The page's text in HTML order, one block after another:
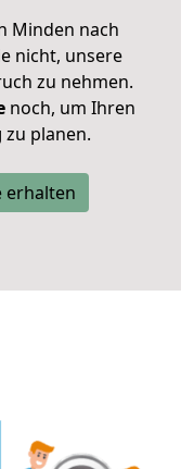
Minden nach
nicht, unsere
zu nehmen.
noch, um Ihren
zu planen.
erhalten